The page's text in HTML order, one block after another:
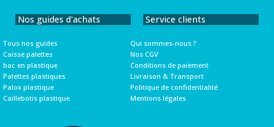
Nos guides d'achats
Tous nos guides
Caisse palettes
bac en plastique
Palettes plastiques
Palox plastique
Caillebotis plastique
Service clients
Qui sommes-nous ?
Nos CGV
Conditions de paiement
Livraison & Transport
Politique de confidentialité
Mentions légales